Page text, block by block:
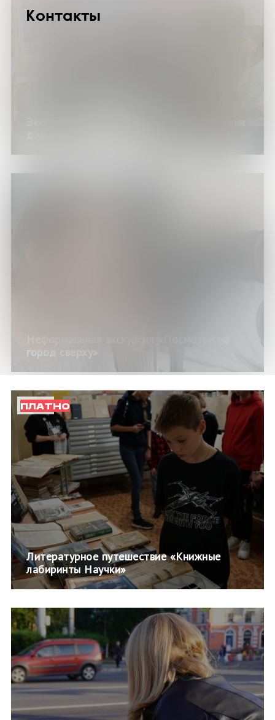
Контакты
город сверху»
ПЛАТНО
Литературное путешествие «Книжные
лабиринты Научки»